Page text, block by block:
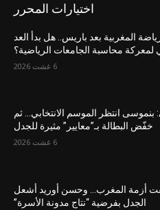
اختيارات المحرر
المغربية بعد باريس.. هل بدأ العد
لمعركة محاسبة الجامعات الرياضية؟
6 غشت 2026
انتظر الموسم الانتخابي… ثم
خفّض البطالة بـ”معايير” مثيرة للجدل
6 غشت 2026
أزمة المغرب… وحسن أوريد أشعل
الجدل بفرضية “نتاج مدونة الأسرة”